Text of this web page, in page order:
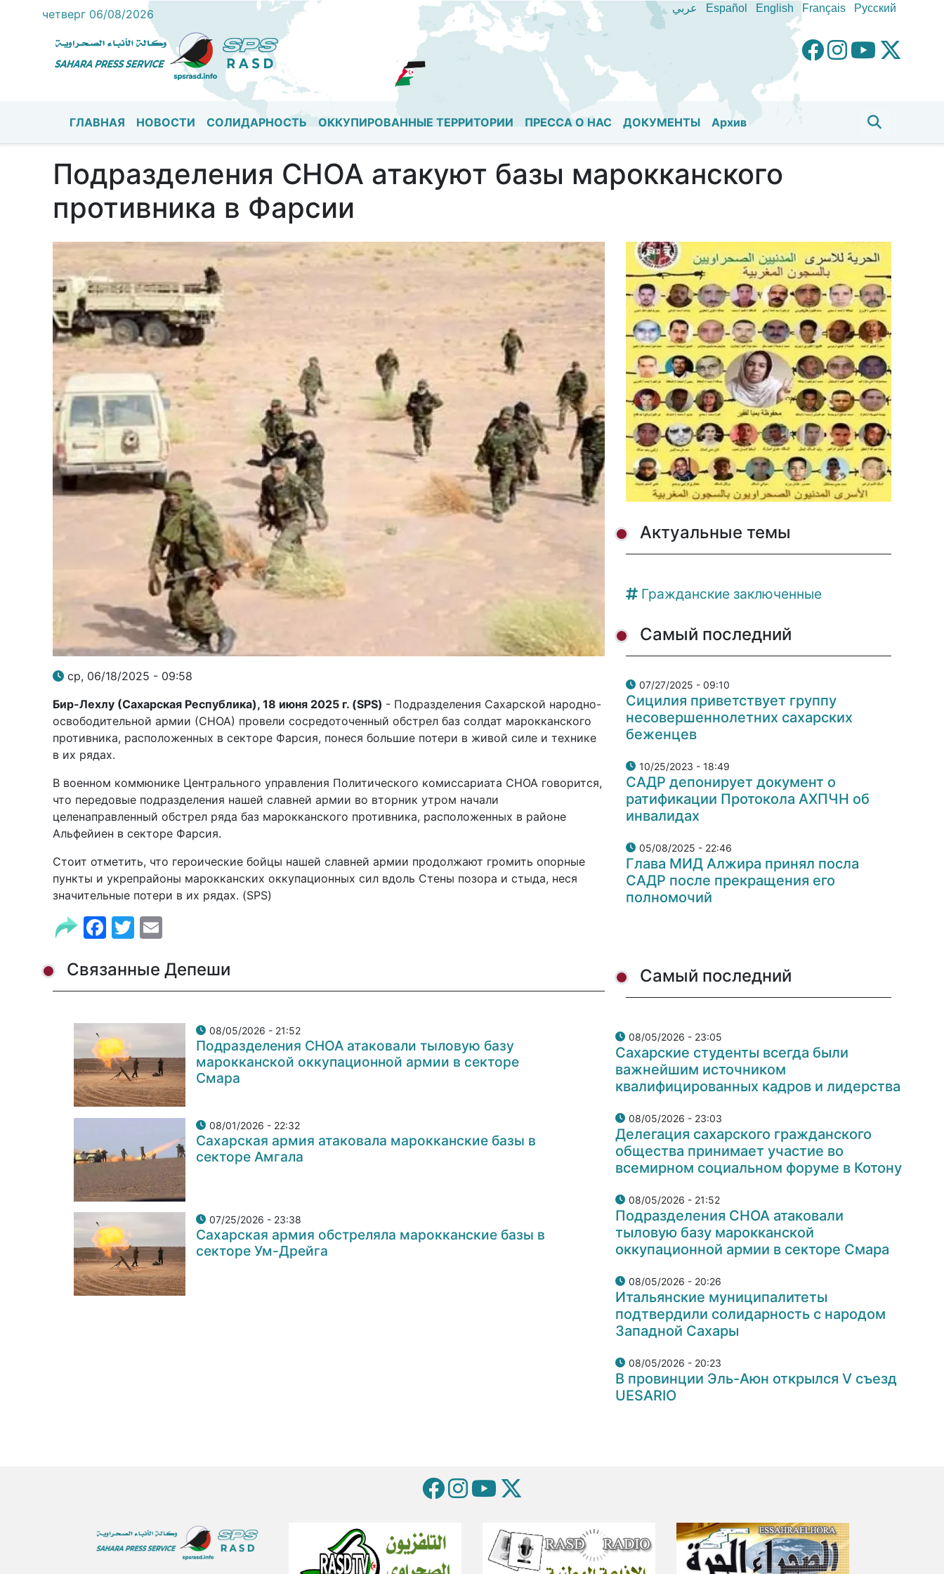
Перейти
к
основному
содержанию
четверг 06/08/2026 عربي Español English Français Pусский
ГЛАВНАЯ НОВОСТИ СОЛИДАРНОСТЬ ОККУПИРОВАННЫЕ ТЕРРИТОРИИ ПРЕССА О НАС ДОКУМЕНТЫ Aрхив
Подразделения СНОА атакуют базы марокканского
противника в Фарсии
ср, 06/18/2025 - 09:58
Бир-Лехлу (Сахарская Республика), 18 июня 2025 г. (SPS) - Подразделения Сахарской народно-
освободительной армии (СНОА) провели сосредоточенный обстрел баз солдат марокканского
противника, расположенных в секторе Фарсия, понеся большие потери в живой силе и технике
в их рядах.
В военном коммюнике Центрального управления Политического комиссариата СНОА говорится,
что передовые подразделения нашей славней армии во вторник утром начали
целенаправленный обстрел ряда баз марокканского противника, расположенных в районе
Альфейиен в секторе Фарсия.
Стоит отметить, что героические бойцы нашей славней армии продолжают громить опорные
пункты и укрепрайоны марокканских оккупационных сил вдоль Стены позора и стыда, неся
значительные потери в их рядах. (SPS)
Facebook
Twitter
Связанные Депеши
08/05/2026 - 21:52
Подразделения СНОА атаковали тыловую базу
марокканской оккупационной армии в секторе
Смара
08/01/2026 - 22:32
Сахарская армия атаковала марокканские базы в
секторе Амгала
07/25/2026 - 23:38
Сахарская армия обстреляла марокканские базы в
секторе Ум-Дрейга
Актуальные темы
Гражданские заключенные
Самый последний
07/27/2025 - 09:10
Сицилия приветствует группу
несовершеннолетних сахарских
беженцев
10/25/2023 - 18:49
САДР депонирует документ о
ратификации Протокола АХПЧН об
инвалидах
05/08/2025 - 22:46
Глава МИД Алжира принял посла
САДР после прекращения его
полномочий
Самый последний
08/05/2026 - 23:05
Сахарские студенты всегда были
важнейшим источником
квалифицированных кадров и лидерства
08/05/2026 - 23:03
Делегация сахарского гражданского
общества принимает участие во
всемирном социальном форуме в Котону
08/05/2026 - 21:52
Подразделения СНОА атаковали
тыловую базу марокканской
оккупационной армии в секторе Смара
08/05/2026 - 20:26
Итальянские муниципалитеты
подтвердили солидарность с народом
Западной Сахары
08/05/2026 - 20:23
В провинции Эль-Аюн открылся V съезд
UESARIO